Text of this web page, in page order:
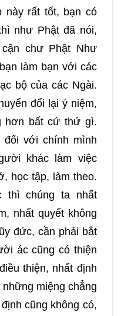
này rất tốt, bạn có
như Phật đã nói,
chư Phật Như
làm bạn với các
bộ của các Ngài.
đổi lại ý niệm,
hơn bất cứ thứ gì.
đối với chính mình
khác làm việc
học tập, làm theo.
thì chúng ta nhất
nhất quyết không
đức, cần phải bắt
ác cũng có thiện
thiện, nhất định
miệng chẳng
cũng không có,